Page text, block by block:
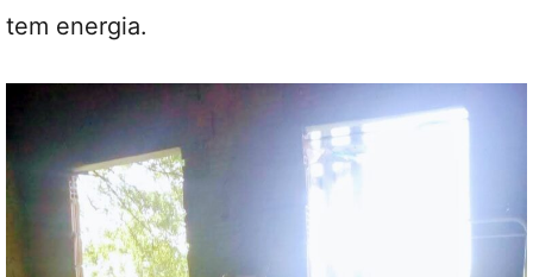
tem energia.